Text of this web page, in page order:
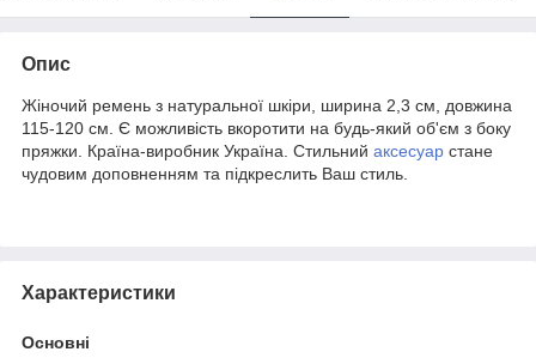
Опис
Жіночий ремень з натуральної шкіри, ширина 2,3 см, довжина
115-120 см. Є можливість вкоротити на будь-який об'єм з боку
пряжки. Країна-виробник Україна. Стильний аксесуар стане
чудовим доповненням та підкреслить Ваш стиль.
Характеристики
Основні